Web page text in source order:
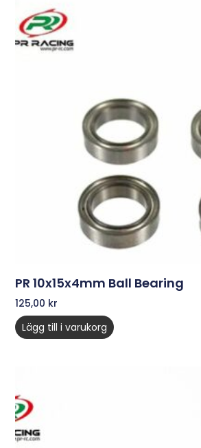
PR 10x15x4mm Ball Bearing
125,00 kr
Lägg till i varukorg